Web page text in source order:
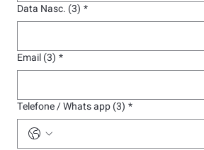
Data Nasc. (3) *
Email (3) *
Telefone / Whats app (3) *